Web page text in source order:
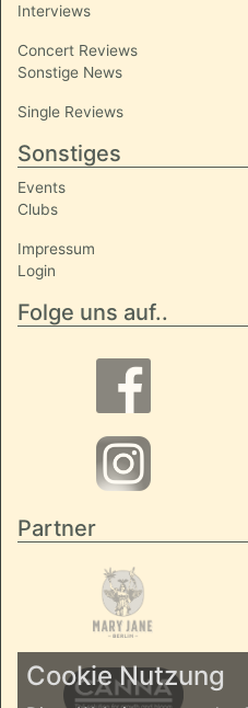
Interviews
Concert Reviews
Sonstige News
Single Reviews
Sonstiges
Events
Clubs
Impressum
Login
Folge uns auf..
Partner
Cookie Nutzung